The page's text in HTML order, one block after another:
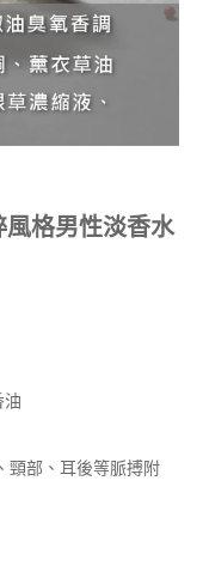
格男性淡香水
油
頸部、耳後等脈搏附